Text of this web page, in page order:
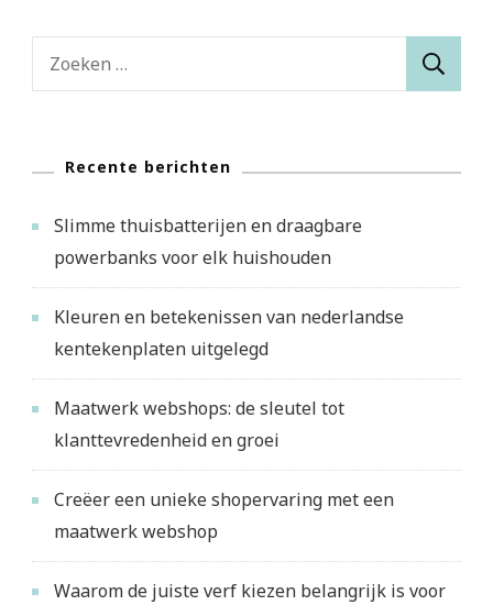
Zoeken
Recente berichten
Slimme thuisbatterijen en draagbare
powerbanks voor elk huishouden
Kleuren en betekenissen van nederlandse
kentekenplaten uitgelegd
Maatwerk webshops: de sleutel tot
klanttevredenheid en groei
Creëer een unieke shopervaring met een
maatwerk webshop
Waarom de juiste verf kiezen belangrijk is voor